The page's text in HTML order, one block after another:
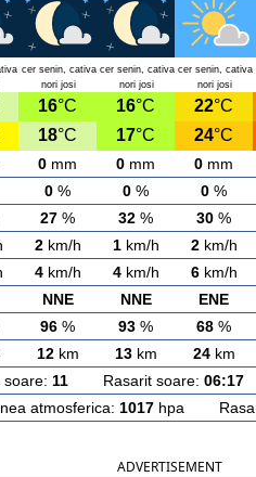
cer senin, cativa
nori josi
cer senin, cativa
nori josi
cer senin, cativa
nori josi
16°C 16°C 22°C
18°C 17°C 24°C
0 mm 0 mm 0 mm
0 % 0 % 0 %
27 % 32 % 30 %
2km/h 1km/h 2km/h
4km/h 4km/h 6km/h
NNE NNE ENE
96 % 93 % 68 %
12km 13km 24km
soare: 11 Rasarit soare: 06:17
atmosferica: 1017hpa
ADVERTISEMENT